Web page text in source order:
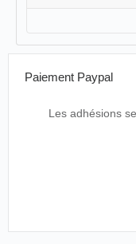
Paiement Paypal
Les adhésions